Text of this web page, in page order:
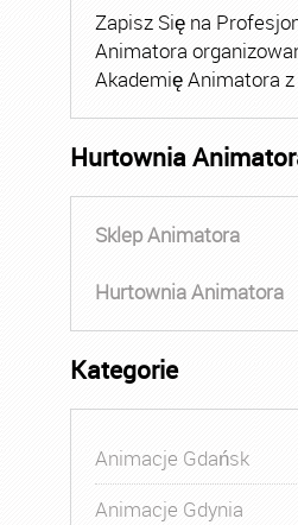
Zapisz Się na
Animatora
Akademię Animatora
Hurtownia
Sklep Animatora
Hurtownia Animatora
Kategorie
Animacje Gdańsk
Animacje Gdynia